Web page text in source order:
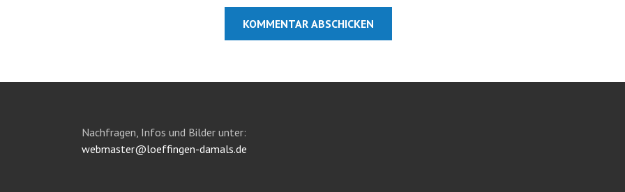
Nachfragen, Infos und Bilder unter:
webmaster@loeffingen-damals.de